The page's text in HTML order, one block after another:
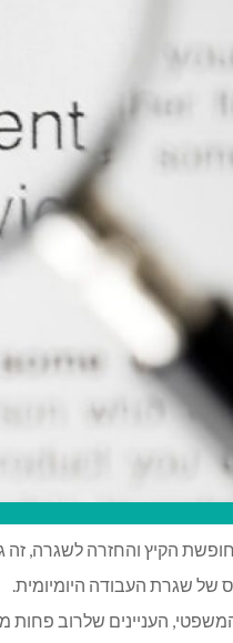
הקיץ והחזרה לשגרה, זה
של שגרת העבודה היומיומית.
העניינים שלרוב פחות